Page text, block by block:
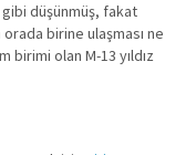
gibi düşünmüş, fakat
birine ulaşması ne
olan M-13 yıldız